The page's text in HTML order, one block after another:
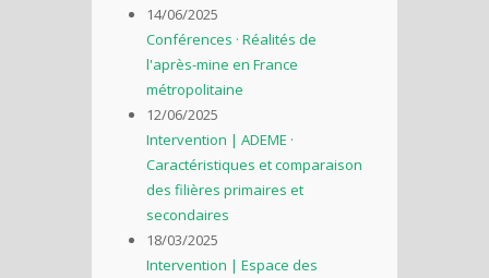
14/06/2025
Conférences · Réalités de
l'après-mine en France
métropolitaine
12/06/2025
Intervention | ADEME ·
Caractéristiques et comparaison
des filières primaires et
secondaires
18/03/2025
Intervention | Espace des